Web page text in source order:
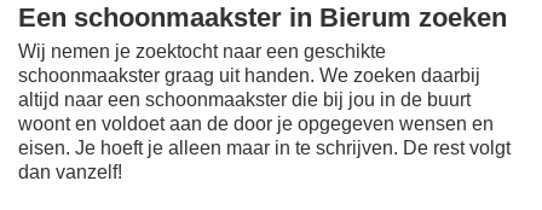
Een schoonmaakster in Bierum zoeken
Wij nemen je zoektocht naar een geschikte
schoonmaakster graag uit handen. We zoeken daarbij
altijd naar een schoonmaakster die bij jou in de buurt
woont en voldoet aan de door je opgegeven wensen en
eisen. Je hoeft je alleen maar in te schrijven. De rest volgt
dan vanzelf!